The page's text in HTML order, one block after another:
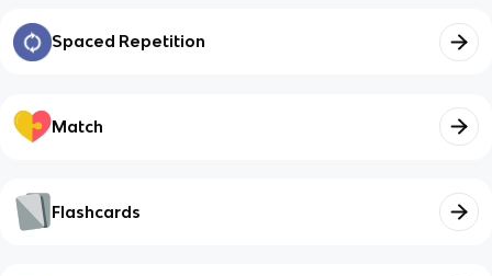
Spaced Repetition
Match
Flashcards